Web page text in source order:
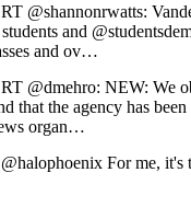
RT @shannonrwatts:
and
and ov…
RT @dmehro: NEW: We
that the agency has
organ…
@halophoenix For me,